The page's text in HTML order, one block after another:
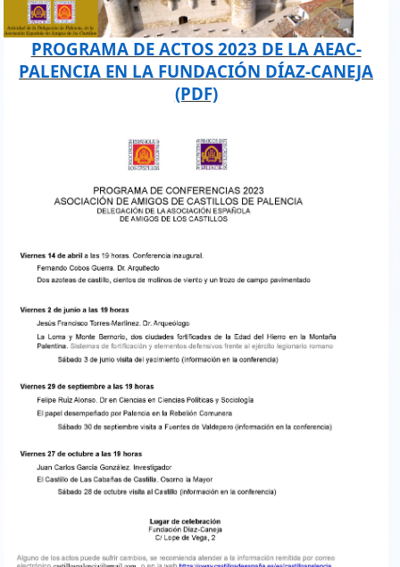
PROGRAMA DE ACTOS 2023 DE LA AEAC-
PALENCIA EN LA FUNDACIÓN DÍAZ-CANEJA
(PDF)